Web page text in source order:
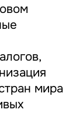
мира